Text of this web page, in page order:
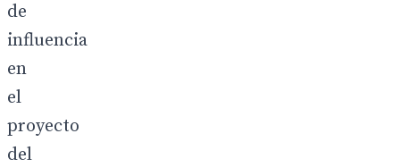
de
influencia
en
el
proyecto
del